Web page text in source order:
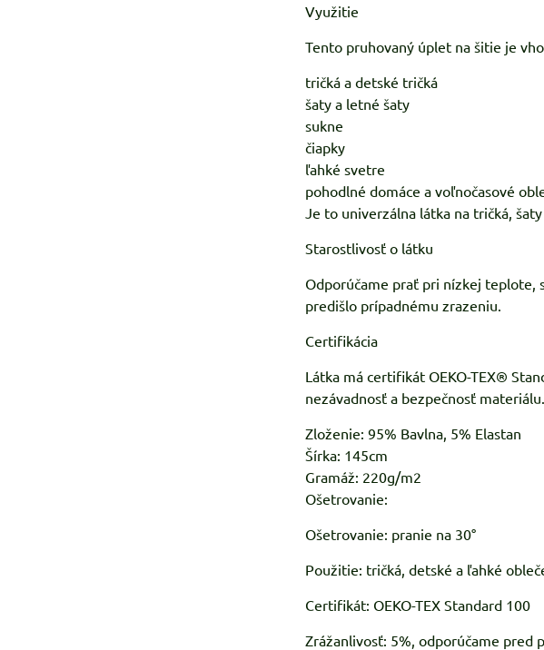
Využitie
Tento pruhovaný úplet na šitie je
tričká a detské tričká
šaty a letné šaty
sukne
čiapky
ľahké svetre
pohodlné domáce a voľnočasové
Je to univerzálna látka na tričká,
Starostlivosť o látku
Odporúčame prať pri nízkej teplote,
predišlo prípadnému zrazeniu.
Certifikácia
Látka má certifikát OEKO-TEX®
nezávadnosť a bezpečnosť materiálu.
Zloženie: 95% Bavlna, 5% Elastan
Šírka: 145cm
Gramáž: 220g/m2
Ošetrovanie:
Ošetrovanie: pranie na 30°
Použitie: tričká, detské a ľahké
Certifikát: OEKO-TEX Standard 100
Zrážanlivosť: 5%, odporúčame pred